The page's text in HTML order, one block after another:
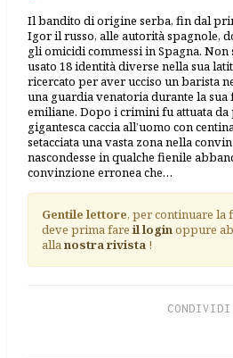
Il bandito di origine serba, fin dal
Igor il russo, alle autorità spagnole,
gli omicidi commessi in Spagna. Non
usato 18 identità diverse nella sua
ricercato per aver ucciso un barista
una guardia venatoria durante la sua
emiliane. Dopo i crimini fu attuata
gigantesca caccia all’uomo con
setacciata una vasta zona nella
nascondesse in qualche fienile
convinzione erronea che…
Gentile lettore, per continuare
deve prima fare il loginoppure
allanostra rivista !
CONDIVIDI